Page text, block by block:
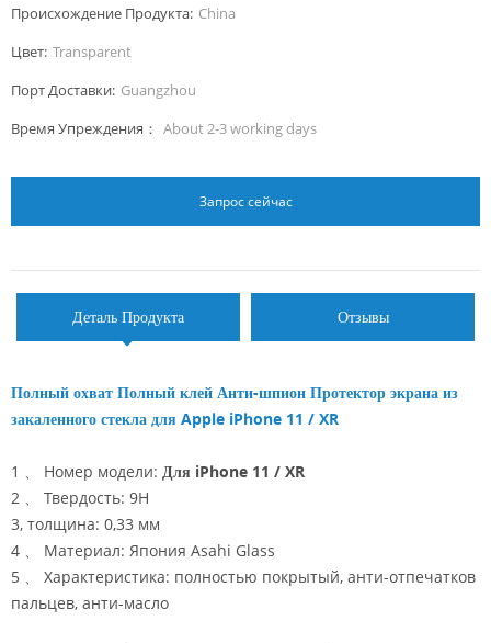
Происхождение Продукта: China
Цвет: Transparent
Порт Доставки: Guangzhou
Время Упреждения： About 2-3 working days
Запрос сейчас
Деталь Продукта Отзывы
Полный охват Полный клей Анти-шпион Протектор экрана из
закаленного стекла для Apple iPhone 11 / XR
1 、 Номер модели: Для iPhone 11 / XR
2 、 Твердость: 9Н
3, толщина: 0,33 мм
4 、 Материал: Япония Asahi Glass
5 、 Характеристика: полностью покрытый, анти-отпечатков
пальцев, анти-масло